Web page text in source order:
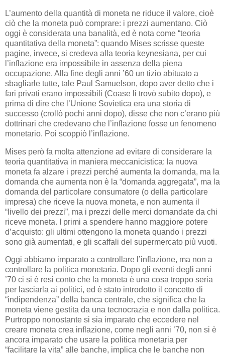
L’aumento della quantità di moneta ne riduce il valore, cioè
ciò che la moneta può comprare: i prezzi aumentano. Ciò
oggi è considerata una banalità, ed è nota come “teoria
quantitativa della moneta”: quando Mises scrisse queste
pagine, invece, si credeva alla teoria keynesiana, per cui
l’inflazione era impossibile in assenza della piena
occupazione. Alla fine degli anni ’60 un tizio abituato a
sbagliarle tutte, tale Paul Samuelson, dopo aver detto che i
fari privati erano impossibili (Coase li trovò subito dopo), e
prima di dire che l’Unione Sovietica era una storia di
successo (crollò pochi anni dopo), disse che non c’erano più
dottrinari che credevano che l’inflazione fosse un fenomeno
monetario. Poi scoppiò l’inflazione.
Mises però fa molta attenzione ad evitare di considerare la
teoria quantitativa in maniera meccanicistica: la nuova
moneta fa alzare i prezzi perché aumenta la domanda, ma la
domanda che aumenta non è la “domanda aggregata”, ma la
domanda del particolare consumatore (o della particolare
impresa) che riceve la nuova moneta, e non aumenta il
“livello dei prezzi”, ma i prezzi delle merci domandate da chi
riceve moneta. I primi a spendere hanno maggiore potere
d’acquisto: gli ultimi ottengono la moneta quando i prezzi
sono già aumentati, e gli scaffali del supermercato più vuoti.
Oggi abbiamo imparato a controllare l’inflazione, ma non a
controllare la politica monetaria. Dopo gli eventi degli anni
’70 ci si è resi conto che la moneta è una cosa troppo seria
per lasciarla ai politici, ed è stato introdotto il concetto di
“indipendenza” della banca centrale, che significa che la
moneta viene gestita da una tecnocrazia e non dalla politica.
Purtroppo nonostante si sia imparato che eccedere nel
creare moneta crea inflazione, come negli anni ’70, non si è
ancora imparato che usare la politica monetaria per
“facilitare la vita” alle banche, implica che le banche non